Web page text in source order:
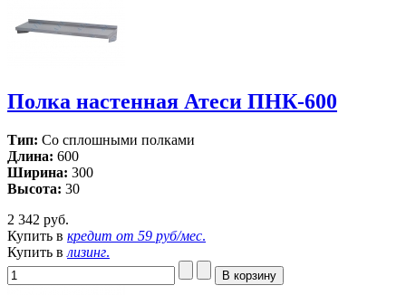
Полка настенная Атеси ПНК-600
Тип: Со сплошными полками
Длина: 600
Ширина: 300
Высота: 30
2 342 руб.
Купить в кредит от 59 руб/мес.
Купить в лизинг.